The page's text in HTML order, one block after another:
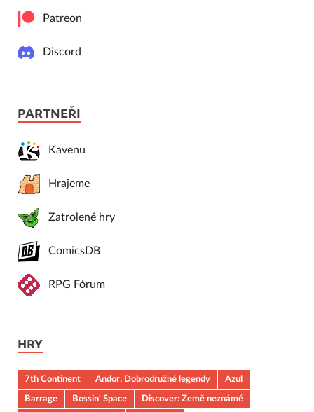
Patreon
Discord
PARTNEŘI
Kavenu
Hrajeme
Zatrolené hry
ComicsDB
RPG Fórum
HRY
7th Continent Andor: Dobrodružné legendy
Azul
Barrage
Bossin' Space
Discover: Země neznámé